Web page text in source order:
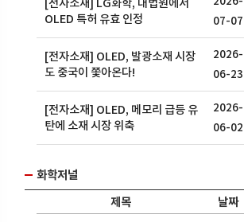
[전자소재] LG화학, 대법원에서
OLED 특허 유효 인정
07-07
[전자소재] OLED, 발광소재 시장
도 중국이 쫓아온다!
2026-
06-23
[전자소재] OLED, 메모리 급등 유
탄에 소재 시장 위축
2026-
06-02
화학저널
제목
날짜